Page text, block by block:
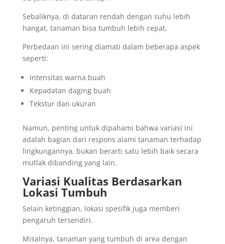
Sebaliknya, di dataran rendah dengan suhu lebih
hangat, tanaman bisa tumbuh lebih cepat.
Perbedaan ini sering diamati dalam beberapa aspek
seperti:
Intensitas warna buah
Kepadatan daging buah
Tekstur dan ukuran
Namun, penting untuk dipahami bahwa variasi ini
adalah bagian dari respons alami tanaman terhadap
lingkungannya, bukan berarti satu lebih baik secara
mutlak dibanding yang lain.
Variasi Kualitas Berdasarkan
Lokasi Tumbuh
Selain ketinggian, lokasi spesifik juga memberi
pengaruh tersendiri.
Misalnya, tanaman yang tumbuh di area dengan